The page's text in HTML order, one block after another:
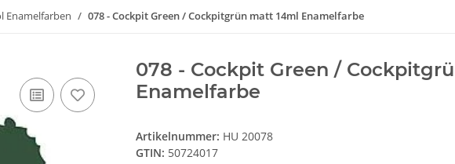
Enamelfarben 078 - Cockpit Green / Cockpitgrün matt 14ml Enamelfarbe
078 - Cockpit Green /
Enamelfarbe
Artikelnummer: HU 20078
GTIN: 50724017